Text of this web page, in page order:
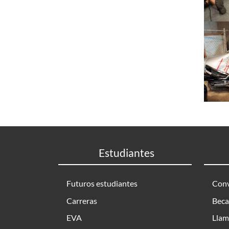
Estudiantes
Futuros estudiantes
Carreras
EVA